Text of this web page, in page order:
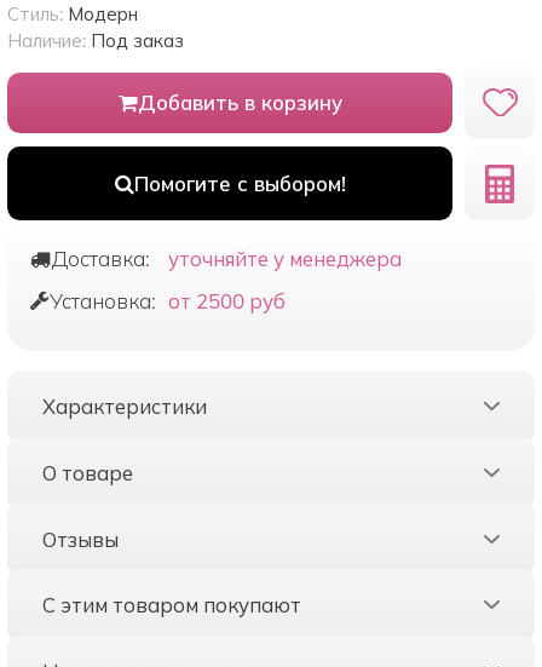
Добавить в корзину
Помогите с выбором!
Стиль: Модерн
Наличие: Под заказ
Доставка:
уточняйте у менеджера
Установка: от 2500 руб
Характеристики
О товаре
Отзывы
С этим товаром покупают